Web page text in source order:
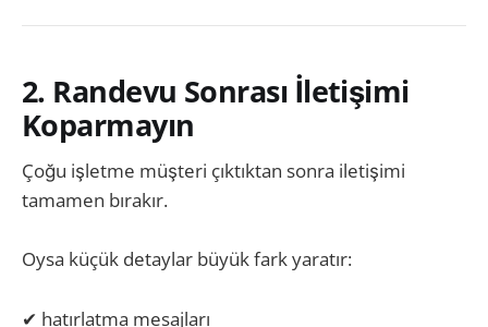
2. Randevu Sonrası İletişimi
Koparmayın
Çoğu işletme müşteri çıktıktan sonra iletişimi
tamamen bırakır.
Oysa küçük detaylar büyük fark yaratır:
✔ hatırlatma mesajları